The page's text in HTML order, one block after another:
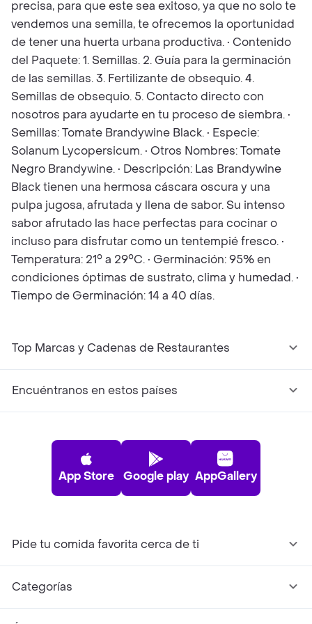
precisa, para que este sea exitoso, ya que no solo te
vendemos una semilla, te ofrecemos la oportunidad
de tener una huerta urbana productiva. • Contenido
del Paquete: 1. Semillas. 2. Guía para la germinación
de las semillas. 3. Fertilizante de obsequio. 4.
Semillas de obsequio. 5. Contacto directo con
nosotros para ayudarte en tu proceso de siembra. •
Semillas: Tomate Brandywine Black. • Especie:
Solanum Lycopersicum. • Otros Nombres: Tomate
Negro Brandywine. • Descripción: Las Brandywine
Black tienen una hermosa cáscara oscura y una
pulpa jugosa, afrutada y llena de sabor. Su intenso
sabor afrutado las hace perfectas para cocinar o
incluso para disfrutar como un tentempié fresco. •
Temperatura: 21° a 29°C. • Germinación: 95% en
condiciones óptimas de sustrato, clima y humedad. •
Tiempo de Germinación: 14 a 40 días.
Top Marcas y Cadenas de Restaurantes
Encuéntranos en estos países
App Store Google play AppGallery
Pide tu comida favorita cerca de ti
Categorías